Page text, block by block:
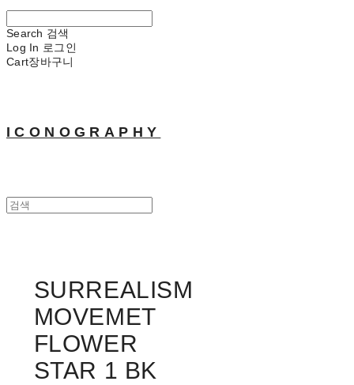
Search 검색
Log In 로그인
Cart장바구니
ICONOGRAPHY
SURREALISM
MOVEMET
FLOWER
STAR 1 BK